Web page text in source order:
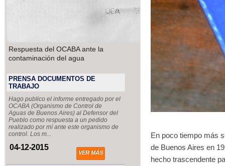
Respuesta del OCABA ante la
contaminación del agua
PRENSA DOCUMENTOS DE
TRABAJO
Hago publico el informe entregado por el
OCABA (Organismo de Control de
Aguas de Buenos Aires) al Defensor del
Pueblo como respuesta a un pedido
realizado por mí ante este organismo de
control. Los m...
04-12-2015
VER MÁS
En poco tiempo más
de Buenos Aires en
hecho trascendente